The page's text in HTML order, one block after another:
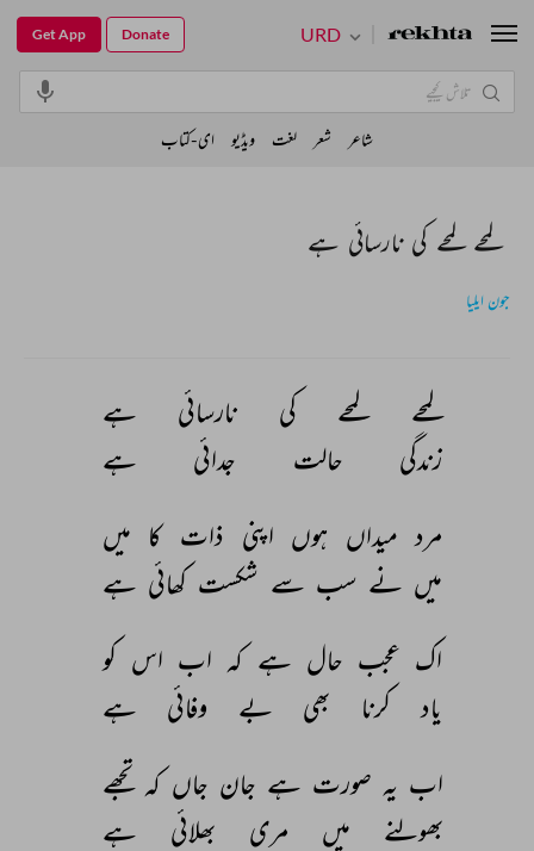
لمحے لمحے کی نارسائی ہے
جون ایلیا
لمحے لمحے کی نارسائی
ہے
زندگی
حالت جدائی
ہے
مرد میداں ہوں اپنی ذات کا میں
میں نے سب سے شکست کھائی ہے
اک عجب حال ہے کہ اب اس کو
یاد
کرنا بھی بے وفائی
ہے
اب یہ صورت ہے جان جاں کہ تجھے
بھولنے
میں مری بھلائی
ہے
URD
Get App Donate
شاعر شعر لغت ویڈیو ای-کتاب